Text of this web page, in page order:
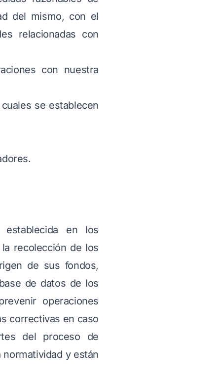
del mismo, con el
relacionadas con
con nuestra
se establecen
en los
recolección de los
de sus fondos,
de datos de los
operaciones
correctivas en caso
del proceso de
y están